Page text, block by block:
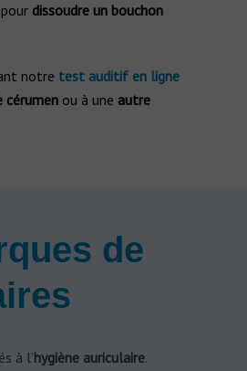
dissoudre un bouchon
notre test auditif en ligne
cérumenou à une autre
de
à l’hygiène auriculaire.